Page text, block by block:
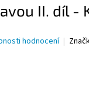
II. díl -
hodnocení